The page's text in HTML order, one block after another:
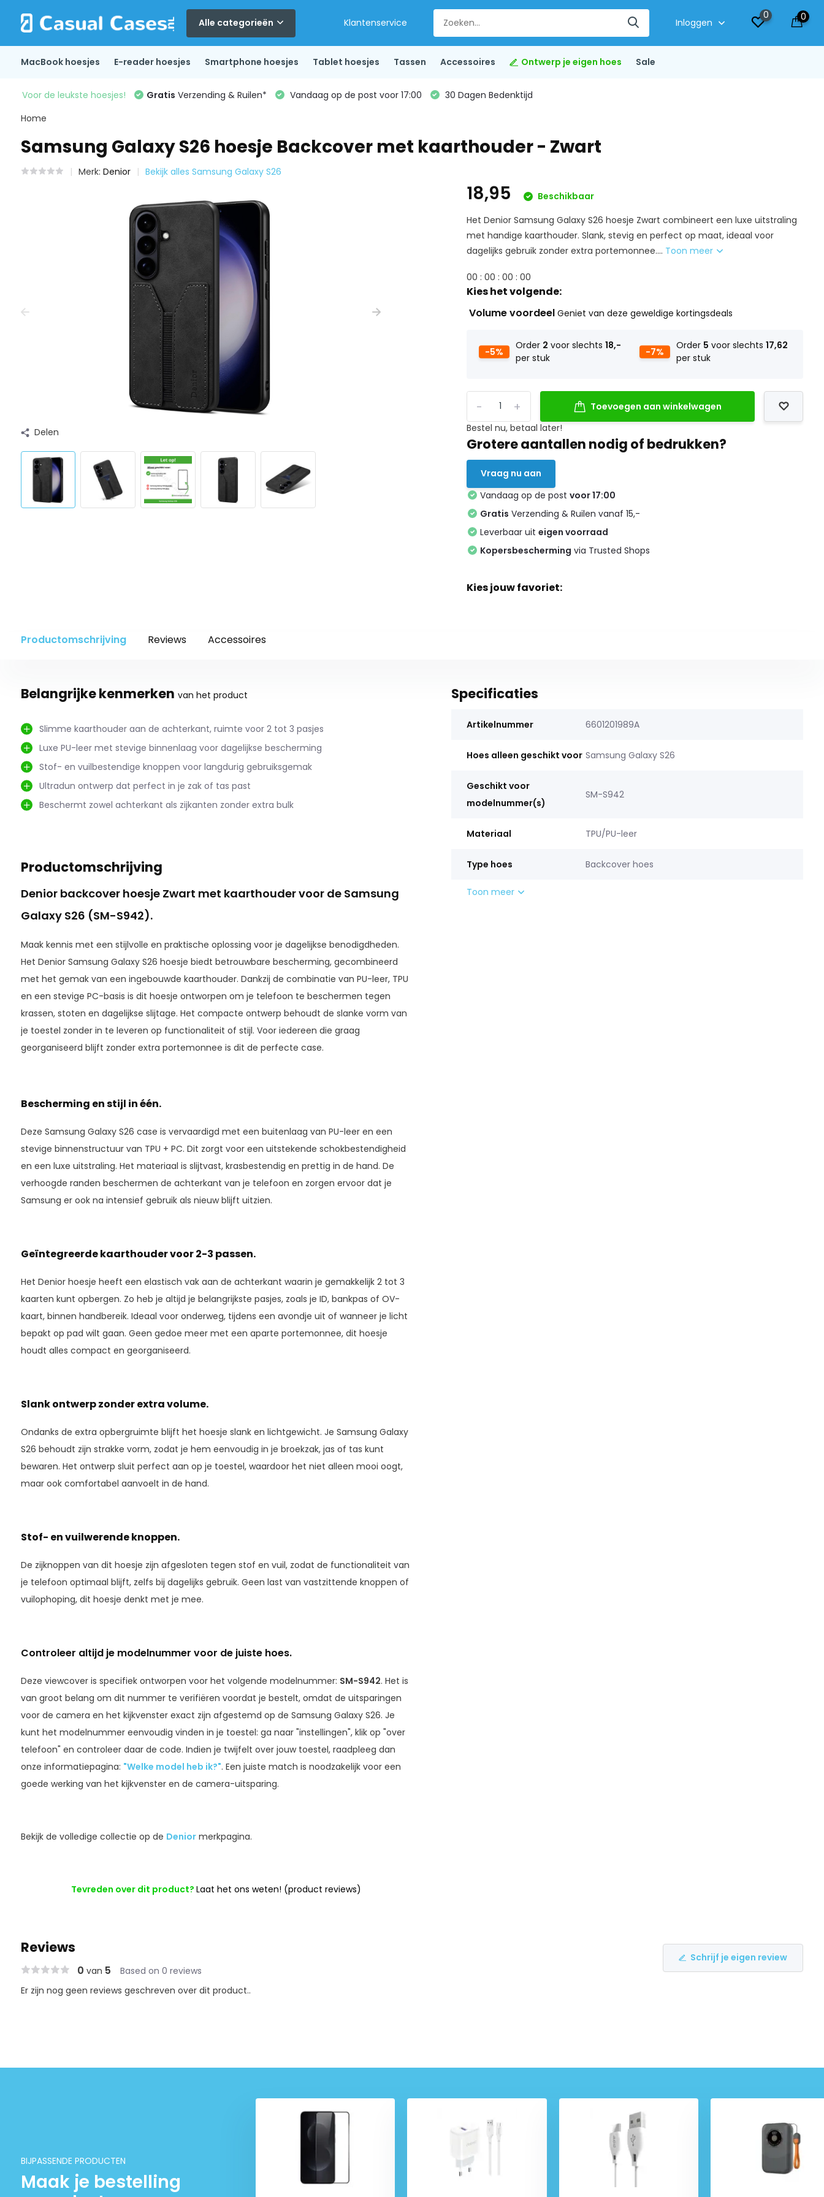
Alle categorieën Klantenservice Inloggen
0 0
MacBook hoesjes E-reader hoesjes Smartphone hoesjes Tablet hoesjes Tassen Accessoires Ontwerp je eigen hoes Sale
Voor de leukste hoesjes! Gratis Verzending & Ruilen* Vandaag op de post voor 17:00
30 Dagen Bedenktijd
Home
Samsung Galaxy S26 hoesje Backcover met kaarthouder - Zwart
Merk: Denior Bekijk alles Samsung Galaxy S26
Delen
18,95
Beschikbaar
Het Denior Samsung Galaxy S26 hoesje Zwart combineert een luxe uitstraling
met handige kaarthouder. Slank, stevig en perfect op maat, ideaal voor
dagelijks gebruik zonder extra portemonnee.... Toon meer
00 :00 :00 :00
Kies het volgende:
Volume voordeelGeniet van deze geweldige kortingsdeals
-5%
Order 2 voor slechts18,-
per stuk
-7%
Order 5 voor slechts 17,62
per stuk
+
-
Toevoegen aan winkelwagen
Bestel nu, betaal later!
Grotere aantallen nodig of bedrukken?
Vraag nu aan
Vandaag op de postvoor 17:00
Gratis Verzending & Ruilen vanaf 15,-
Leverbaar uiteigen voorraad
Kopersbescherming via Trusted Shops
Kies jouw favoriet:
Productomschrijving Reviews Accessoires
Belangrijke kenmerken van het product
Slimme kaarthouder aan de achterkant, ruimte voor 2 tot 3 pasjes
Luxe PU-leer met stevige binnenlaag voor dagelijkse bescherming
Stof- en vuilbestendige knoppen voor langdurig gebruiksgemak
Ultradun ontwerp dat perfect in je zak of tas past
Beschermt zowel achterkant als zijkanten zonder extra bulk
Productomschrijving
Denior backcover hoesje Zwart met kaarthouder voor de Samsung
Galaxy S26 (SM-S942).
Maak kennis met een stijlvolle en praktische oplossing voor je dagelijkse benodigdheden.
Het Denior Samsung Galaxy S26 hoesje biedt betrouwbare bescherming, gecombineerd
met het gemak van een ingebouwde kaarthouder. Dankzij de combinatie van PU-leer, TPU
en een stevige PC-basis is dit hoesje ontworpen om je telefoon te beschermen tegen
krassen, stoten en dagelijkse slijtage. Het compacte ontwerp behoudt de slanke vorm van
je toestel zonder in te leveren op functionaliteit of stijl. Voor iedereen die graag
georganiseerd blijft zonder extra portemonnee is dit de perfecte case.
Bescherming en stijl in één.
Deze Samsung Galaxy S26 case is vervaardigd met een buitenlaag van PU-leer en een
stevige binnenstructuur van TPU + PC. Dit zorgt voor een uitstekende schokbestendigheid
en een luxe uitstraling. Het materiaal is slijtvast, krasbestendig en prettig in de hand. De
verhoogde randen beschermen de achterkant van je telefoon en zorgen ervoor dat je
Samsung er ook na intensief gebruik als nieuw blijft uitzien.
Geïntegreerde kaarthouder voor 2-3 passen.
Het Denior hoesje heeft een elastisch vak aan de achterkant waarin je gemakkelijk 2 tot 3
kaarten kunt opbergen. Zo heb je altijd je belangrijkste pasjes, zoals je ID, bankpas of OV-
kaart, binnen handbereik. Ideaal voor onderweg, tijdens een avondje uit of wanneer je licht
bepakt op pad wilt gaan. Geen gedoe meer met een aparte portemonnee, dit hoesje
houdt alles compact en georganiseerd.
Slank ontwerp zonder extra volume.
Ondanks de extra opbergruimte blijft het hoesje slank en lichtgewicht. Je Samsung Galaxy
S26 behoudt zijn strakke vorm, zodat je hem eenvoudig in je broekzak, jas of tas kunt
bewaren. Het ontwerp sluit perfect aan op je toestel, waardoor het niet alleen mooi oogt,
maar ook comfortabel aanvoelt in de hand.
Stof- en vuilwerende knoppen.
De zijknoppen van dit hoesje zijn afgesloten tegen stof en vuil, zodat de functionaliteit van
je telefoon optimaal blijft, zelfs bij dagelijks gebruik. Geen last van vastzittende knoppen of
vuilophoping, dit hoesje denkt met je mee.
Controleer altijd je modelnummer voor de juiste hoes.
Deze viewcover is specifiek ontworpen voor het volgende modelnummer: SM-S942. Het is
van groot belang om dit nummer te verifiëren voordat je bestelt, omdat de uitsparingen
voor de camera en het kijkvenster exact zijn afgestemd op de Samsung Galaxy S26. Je
kunt het modelnummer eenvoudig vinden in je toestel: ga naar "instellingen", klik op "over
telefoon" en controleer daar de code. Indien je twijfelt over jouw toestel, raadpleeg dan
onze informatiepagina: "Welke model heb ik?". Een juiste match is noodzakelijk voor een
goede werking van het kijkvenster en de camera-uitsparing.
Bekijk de volledige collectie op de Deniormerkpagina.
Tevreden over dit product?Laat het ons weten! (product reviews)
Specificaties
Artikelnummer 6601201989A
Hoes alleen geschikt voor Samsung Galaxy S26
Geschikt voor
modelnummer(s)
SM-S942
Materiaal TPU/PU-leer
Type hoes Backcover hoes
Toon meer
Reviews
0 van 5 Based on 0 reviews
Schrijf je eigen review
Er zijn nog geen reviews geschreven over dit product..
BIJPASSENDE PRODUCTEN
Maak je bestelling